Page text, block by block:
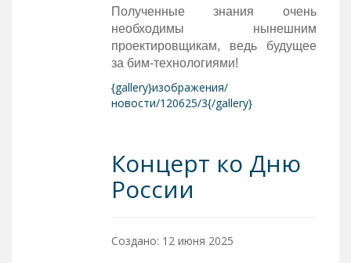
Полученные знания очень
необходимы нынешним
проектировщикам, ведь будущее
за бим-технологиями!
{gallery}изображения/
новости/120625/3{/gallery}
Концерт ко Дню
России
Создано: 12 июня 2025